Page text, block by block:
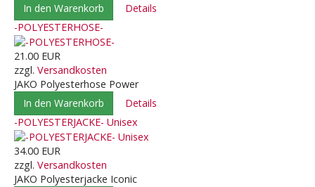
In den Warenkorb
Details
-POLYESTERHOSE-
21.00 EUR
zzgl. Versandkosten
JAKO Polyesterhose Power
In den Warenkorb
Details
-POLYESTERJACKE- Unisex
34.00 EUR
zzgl. Versandkosten
JAKO Polyesterjacke Iconic